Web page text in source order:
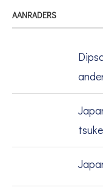
AANRADERS